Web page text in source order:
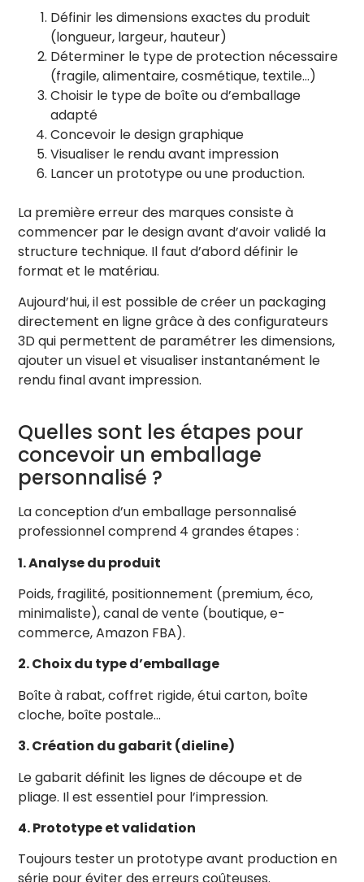
Embossage
Vide
Relief: Bosse Intensité 0.030
Droite (Right)
Design Principal
Dorure (Foil)
+
Couleur Métal :
+ Ajouter une autre dorure
Holographique (Iridiscence)
Vide
+
Vernis Sélectif
Vernis: Brillant
Embossage
Vide
Relief: Bosse Intensité
Gauche (Left)
Design Principal
Vide
Ajouter
Dorure (Foil)
Vide
Couleur Métal :
Vide
+
Vide
Vernis: Brillant
Définir les dimensions exactes du produit
(longueur, largeur, hauteur)
Déterminer le type de protection nécessaire
(fragile, alimentaire, cosmétique, textile…)
Choisir le type de boîte ou d’emballage
adapté
Concevoir le design graphique
Visualiser le rendu avant impression
Lancer un prototype ou une production.
La première erreur des marques consiste à
commencer par le design avant d’avoir validé la
structure technique. Il faut d’abord définir le
format et le matériau.
Aujourd’hui, il est possible de créer un packaging
directement en ligne grâce à des configurateurs
3D qui permettent de paramétrer les dimensions,
ajouter un visuel et visualiser instantanément le
rendu final avant impression.
Quelles sont les étapes pour
concevoir un emballage
personnalisé ?
La conception d’un emballage personnalisé
professionnel comprend 4 grandes étapes :
1. Analyse du produit
Poids, fragilité, positionnement (premium, éco,
minimaliste), canal de vente (boutique, e-
commerce, Amazon FBA).
2. Choix du type d’emballage
Boîte à rabat, coffret rigide, étui carton, boîte
cloche, boîte postale…
3. Création du gabarit (dieline)
Le gabarit définit les lignes de découpe et de
pliage. Il est essentiel pour l’impression.
4. Prototype et validation
Toujours tester un prototype avant production en